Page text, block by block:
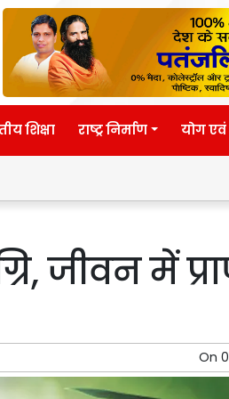
शिक्षा राष्ट्र निर्माण योग
जीवन में
On